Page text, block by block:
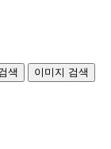
색 이미지 검색